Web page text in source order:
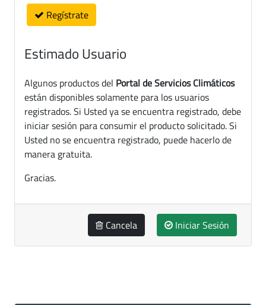
Regístrate
Estimado Usuario
Algunos productos del Portal de Servicios Climáticos
están disponibles solamente para los usuarios
registrados. Si Usted ya se encuentra registrado, debe
iniciar sesión para consumir el producto solicitado. Si
Usted no se encuentra registrado, puede hacerlo de
manera gratuita.
Gracias.
Cancela Iniciar Sesión